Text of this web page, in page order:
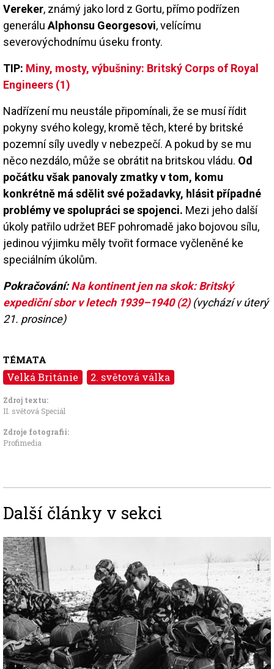
Vereker, známý jako lord z Gortu, přímo podřízen
generálu Alphonsu Georgesovi, velícímu
severovýchodnímu úseku fronty.
TIP: Miny, mosty, výbušniny: Britský Corps of Royal
Engineers (1)
Nadřízení mu neustále připomínali, že se musí řídit
pokyny svého kolegy, kromě těch, které by britské
pozemní síly uvedly v nebezpečí. A pokud by se mu
něco nezdálo, může se obrátit na britskou vládu. Od
počátku však panovaly zmatky v tom, komu
konkrétně má sdělit své požadavky, hlásit případné
problémy ve spolupráci se spojenci. Mezi jeho další
úkoly patřilo udržet BEF pohromadě jako bojovou sílu,
jedinou výjimku měly tvořit formace vyčleněné ke
speciálním úkolům.
Pokračování:Na kontinent jen na skok: Britský
expediční sbor v letech 1939–1940 (2)(vychází v úterý
21. prosince)
TÉMATA
Velká Británie 2. světová válka
Zdroj textu:
II. světová Speciál
Zdroje fotografii:
Profimedia
Další články v sekci
Image